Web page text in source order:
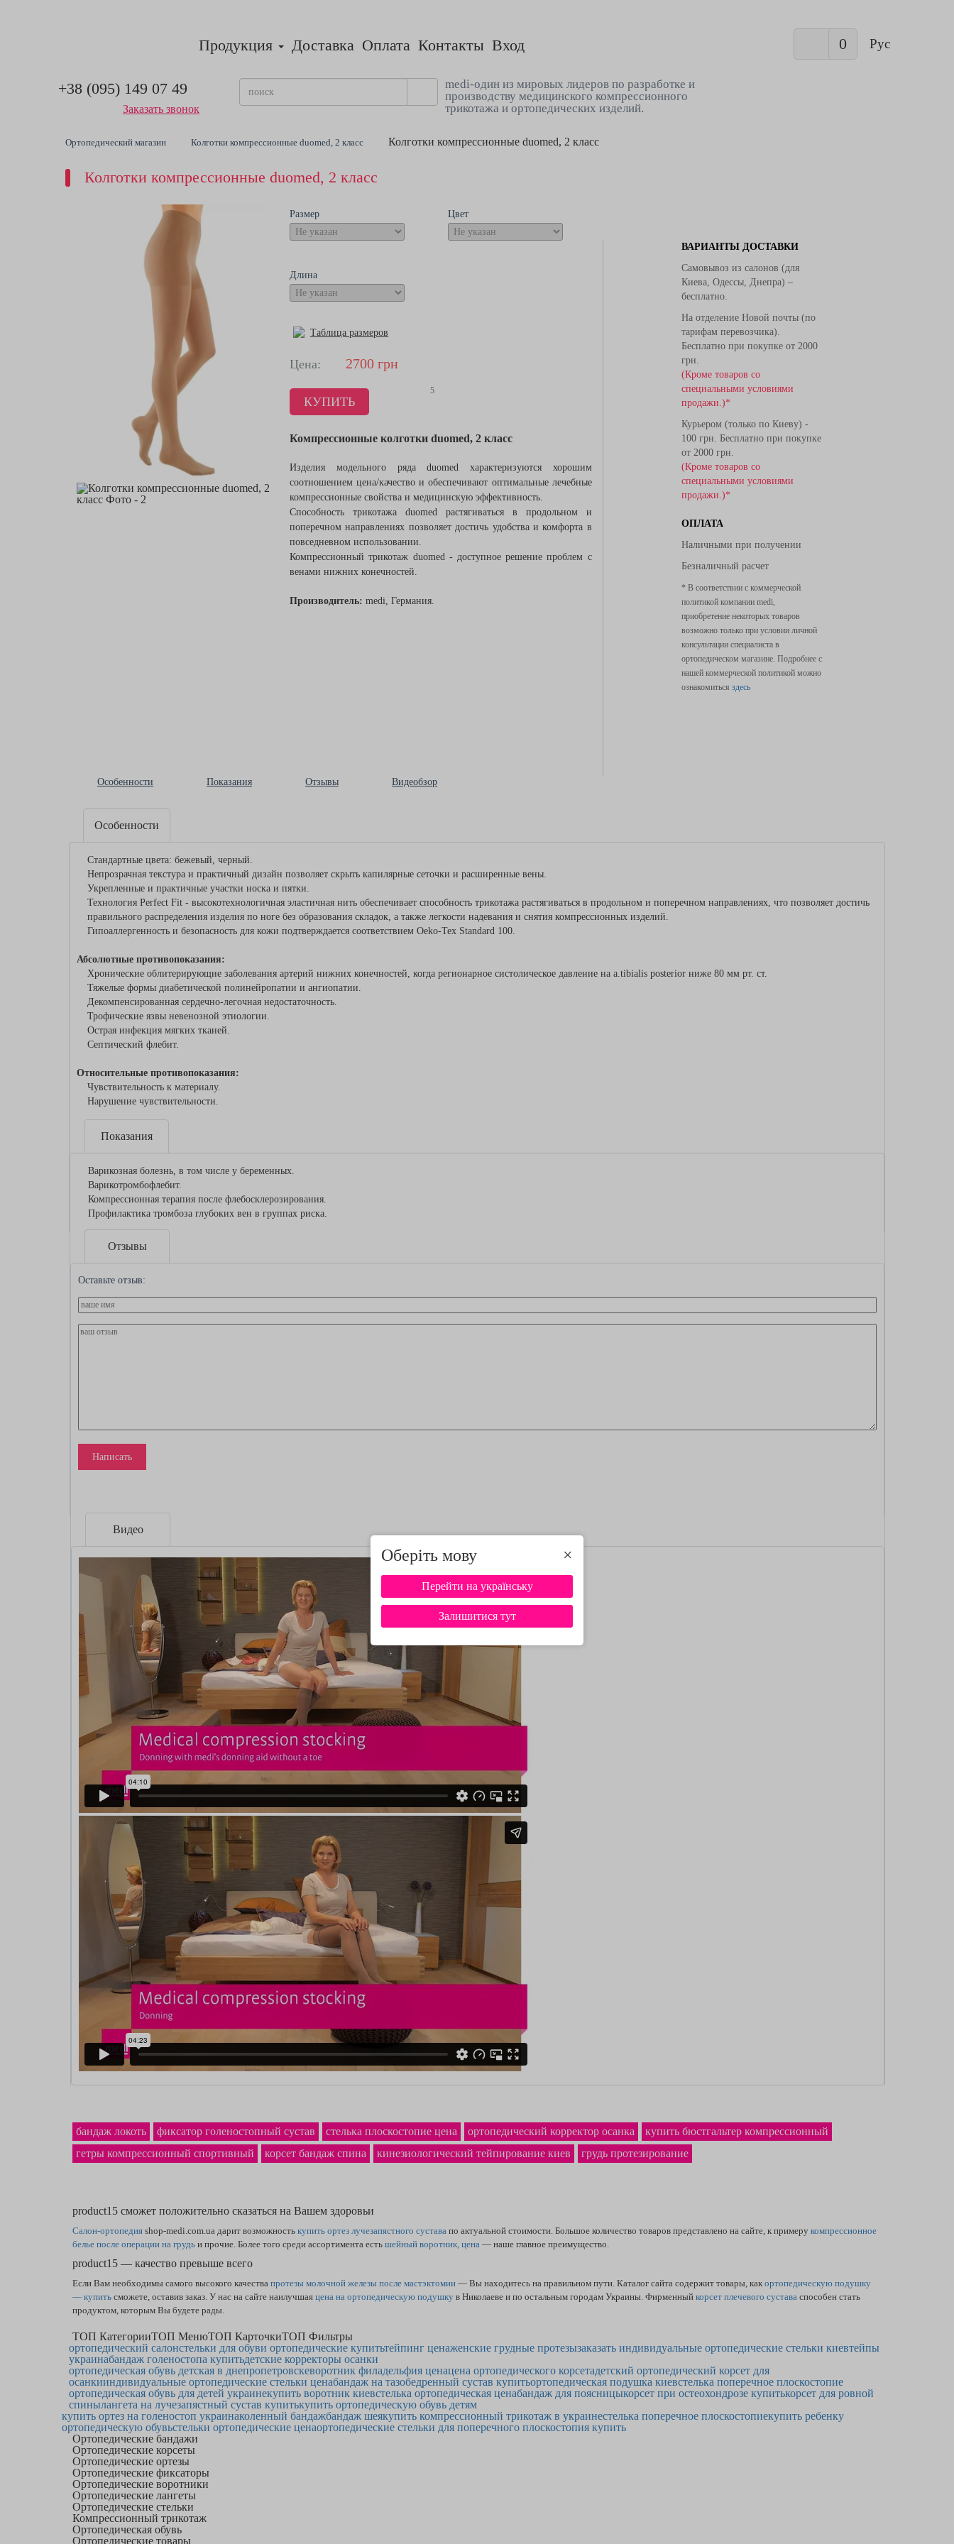
Оберіть мову ×
Перейти на українську
Залишитися тут
Продукция Доставка Оплата Контакты Вход 0 Рус
+38 (095) 149 07 49
Заказать звонок
medi-один из мировых лидеров по разработке и
производству медицинского компрессионного
трикотажа и ортопедических изделий.
Ортопедический магазин Колготки компрессионные duomed, 2 класс Колготки компрессионные duomed, 2 класс
Колготки компрессионные duomed, 2 класс
Размер Цвет
Длина
Таблица размеров
Цена: 2700 грн
КУПИТЬ
5
Компрессионные колготки duomed, 2 класс
Изделия модельного ряда duomed характеризуются хорошим
соотношением цена/качество и обеспечивают оптимальные лечебные
компрессионные свойства и медицинскую эффективность.
Способность трикотажа duomed растягиваться в продольном и
поперечном направлениях позволяет достичь удобства и комфорта в
повседневном использовании.
Компрессионный трикотаж duomed - доступное решение проблем с
венами нижних конечностей.
Производитель: medi, Германия.
ВАРИАНТЫ ДОСТАВКИ
Самовывоз из салонов (для
Киева, Одессы, Днепра) –
бесплатно.
На отделение Новой почты (по
тарифам перевозчика).
Бесплатно при покупке от 2000
грн.
(Кроме товаров со
специальными условиями
продажи.)*
Курьером (только по Киеву) -
100 грн. Бесплатно при покупке
от 2000 грн.
(Кроме товаров со
специальными условиями
продажи.)*
ОПЛАТА
Наличными при получении
Безналичный расчет
* В соответствии с коммерческой
политикой компании medi,
приобретение некоторых товаров
возможно только при условии личной
консультации специалиста в
ортопедическом магазине. Подробнее с
нашей коммерческой политикой можно
ознакомиться здесь
Особенности Показания Отзывы Видеобзор
Особенности
Стандартные цвета: бежевый, черный.
Непрозрачная текстура и практичный дизайн позволяет скрыть капилярные сеточки и расширенные вены.
Укрепленные и практичные участки носка и пятки.
Технология Perfect Fit - высокотехнологичная эластичная нить обеспечивает способность трикотажа растягиваться в продольном и поперечном направлениях, что позволяет достичь
правильного распределения изделия по ноге без образования складок, а также легкости надевания и снятия компрессионных изделий.
Гипоаллергенность и безопасность для кожи подтверждается соответствием Oeko-Tex Standard 100.
Абсолютные противопоказания:
Хронические облитерирующие заболевания артерий нижних конечностей, когда регионарное систолическое давление на а.tibialis posterior ниже 80 мм рт. ст.
Тяжелые формы диабетической полинейропатии и ангиопатии.
Декомпенсированная сердечно-легочная недостаточность.
Трофические язвы невенозной этиологии.
Острая инфекция мягких тканей.
Септический флебит.
Относительные противопоказания:
Чувствительность к материалу.
Нарушение чувствительности.
Показания
Варикозная болезнь, в том числе у беременных.
Варикотромбофлебит.
Компрессионная терапия после флебосклерозирования.
Профилактика тромбоза глубоких вен в группах риска.
Отзывы
Оставьте отзыв:
Написать
Видео
бандаж локоть фиксатор голеностопный сустав стелька плоскостопие цена ортопедический корректор осанка
купить бюстгальтер компрессионный
гетры компрессионный спортивный
корсет бандаж спина кинезиологический тейпирование киев грудь протезирование
product15 сможет положительно сказаться на Вашем здоровьи
Салон-ортопедия shop-medi.com.ua дарит возможность купить ортез лучезапястного сустава по актуальной стоимости. Большое количество товаров представлено на сайте, к примеру компрессионное
белье после операции на грудь и прочие. Более того среди ассортимента есть шейный воротник, цена — наше главное преимущество.
product15 — качество превыше всего
Если Вам необходимы самого высокого качества протезы молочной железы после мастэктомии — Вы находитесь на правильном пути. Каталог сайта содержит товары, как ортопедическую подушку
— купить сможете, оставив заказ. У нас на сайте наилучшая цена на ортопедическую подушку в Николаеве и по остальным городам Украины. Фирменный корсет плечевого сустава способен стать
продуктом, которым Вы будете рады.
ТОП КатегорииТОП МенюТОП КарточкиТОП Фильтры
ортопедический салонстельки для обуви ортопедические купитьтейпинг ценаженские грудные протезызаказать индивидуальные ортопедические стельки киевтейпы
украинабандаж голеностопа купитьдетские корректоры осанки
ортопедическая обувь детская в днепропетровскеворотник филадельфия ценацена ортопедического корсетадетский ортопедический корсет для
осанкииндивидуальные ортопедические стельки ценабандаж на тазобедренный сустав купитьортопедическая подушка киевстелька поперечное плоскостопие
ортопедическая обувь для детей украинекупить воротник киевстелька ортопедическая ценабандаж для поясницыкорсет при остеохондрозе купитькорсет для ровной
спинылангета на лучезапястный сустав купитькупить ортопедическую обувь детям
купить ортез на голеностоп украинаколенный бандажбандаж шеякупить компрессионный трикотаж в украинестелька поперечное плоскостопиекупить ребенку
ортопедическую обувьстельки ортопедические ценаортопедические стельки для поперечного плоскостопия купить
Ортопедические бандажи
Ортопедические корсеты
Ортопедические ортезы
Ортопедические фиксаторы
Ортопедические воротники
Ортопедические лангеты
Ортопедические стельки
Компрессионный трикотаж
Ортопедическая обувь
Ортопедические товары